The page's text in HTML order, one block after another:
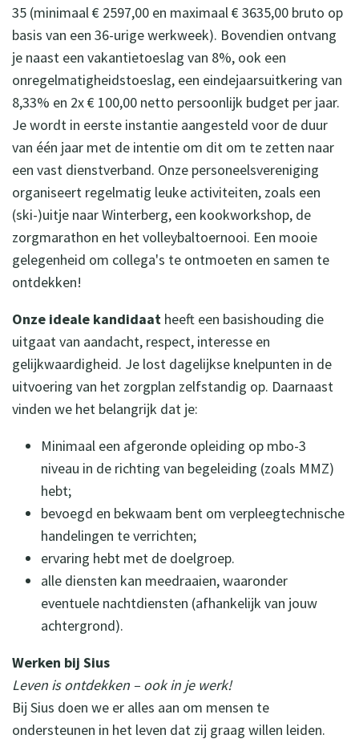
35 (minimaal € 2597,00 en maximaal € 3635,00 bruto op
basis van een 36-urige werkweek). Bovendien ontvang
je naast een vakantietoeslag van 8%, ook een
onregelmatigheidstoeslag, een eindejaarsuitkering van
8,33% en 2x € 100,00 netto persoonlijk budget per jaar.
Je wordt in eerste instantie aangesteld voor de duur
van één jaar met de intentie om dit om te zetten naar
een vast dienstverband. Onze personeelsvereniging
organiseert regelmatig leuke activiteiten, zoals een
(ski-)uitje naar Winterberg, een kookworkshop, de
zorgmarathon en het volleybaltoernooi. Een mooie
gelegenheid om collega's te ontmoeten en samen te
ontdekken!
Onze ideale kandidaat heeft een basishouding die
uitgaat van aandacht, respect, interesse en
gelijkwaardigheid. Je lost dagelijkse knelpunten in de
uitvoering van het zorgplan zelfstandig op. Daarnaast
vinden we het belangrijk dat je:
Minimaal een afgeronde opleiding op mbo-3
niveau in de richting van begeleiding (zoals MMZ)
hebt;
bevoegd en bekwaam bent om verpleegtechnische
handelingen te verrichten;
ervaring hebt met de doelgroep.
alle diensten kan meedraaien, waaronder
eventuele nachtdiensten (afhankelijk van jouw
achtergrond).
Werken bij Sius
Leven is ontdekken – ook in je werk!
Bij Sius doen we er alles aan om mensen te
ondersteunen in het leven dat zij graag willen leiden.